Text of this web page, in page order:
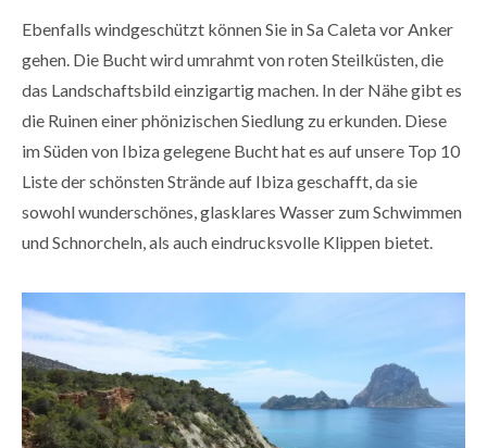
Ebenfalls windgeschützt können Sie in Sa Caleta vor Anker
gehen. Die Bucht wird umrahmt von roten Steilküsten, die
das Landschaftsbild einzigartig machen. In der Nähe gibt es
die Ruinen einer phönizischen Siedlung zu erkunden. Diese
im Süden von Ibiza gelegene Bucht hat es auf unsere Top 10
Liste der schönsten Strände auf Ibiza geschafft, da sie
sowohl wunderschönes, glasklares Wasser zum Schwimmen
und Schnorcheln, als auch eindrucksvolle Klippen bietet.